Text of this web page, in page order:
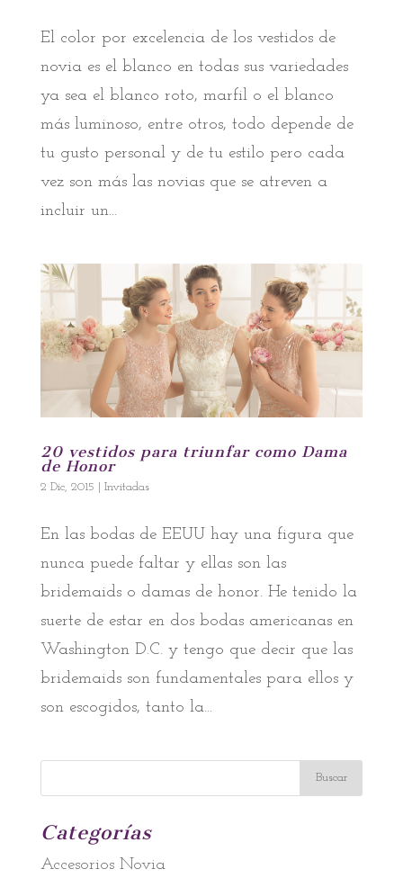
El color por excelencia de los vestidos de
novia es el blanco en todas sus variedades
ya sea el blanco roto, marfil o el blanco
más luminoso, entre otros, todo depende de
tu gusto personal y de tu estilo pero cada
vez son más las novias que se atreven a
incluir un...
20 vestidos para triunfar como Dama
de Honor
2 Dic, 2015 | Invitadas
En las bodas de EEUU hay una figura que
nunca puede faltar y ellas son las
bridemaids o damas de honor. He tenido la
suerte de estar en dos bodas americanas en
Washington D.C. y tengo que decir que las
bridemaids son fundamentales para ellos y
son escogidos, tanto la...
Categorías
Accesorios Novia